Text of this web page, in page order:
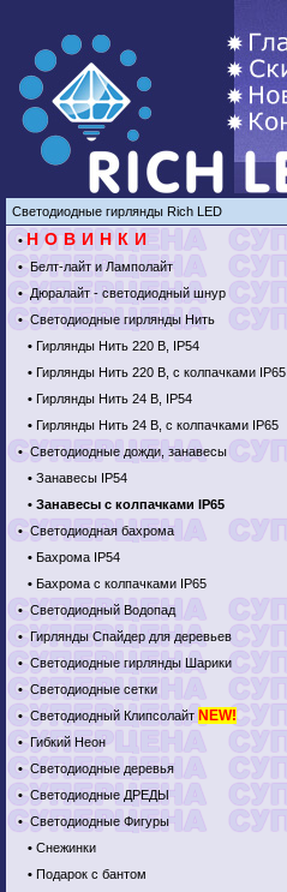
Светодиодные гирлянды Rich LED
•НОВИНКИ
•Белт-лайт и Ламполайт
•Дюралайт - светодиодный шнур
•Светодиодные гирлянды Нить
• Гирлянды Нить 220 В, IP54
• Гирлянды Нить 220 В, с колпачками IP65
• Гирлянды Нить 24 В, IP54
• Гирлянды Нить 24 В, с колпачками IP65
•Светодиодные дожди, занавесы
• Занавесы IP54
• Занавесы с колпачками IP65
•Светодиодная бахрома
• Бахрома IP54
• Бахрома с колпачками IP65
•Светодиодный Водопад
•Гирлянды Спайдер для деревьев
•Светодиодные гирлянды Шарики
•Светодиодные сетки
•Светодиодный Клипсолайт NEW!
•Гибкий Неон
•Светодиодные деревья
•Светодиодные ДРЕДЫ
•Светодиодные Фигуры
• Снежинки
• Подарок с бантом